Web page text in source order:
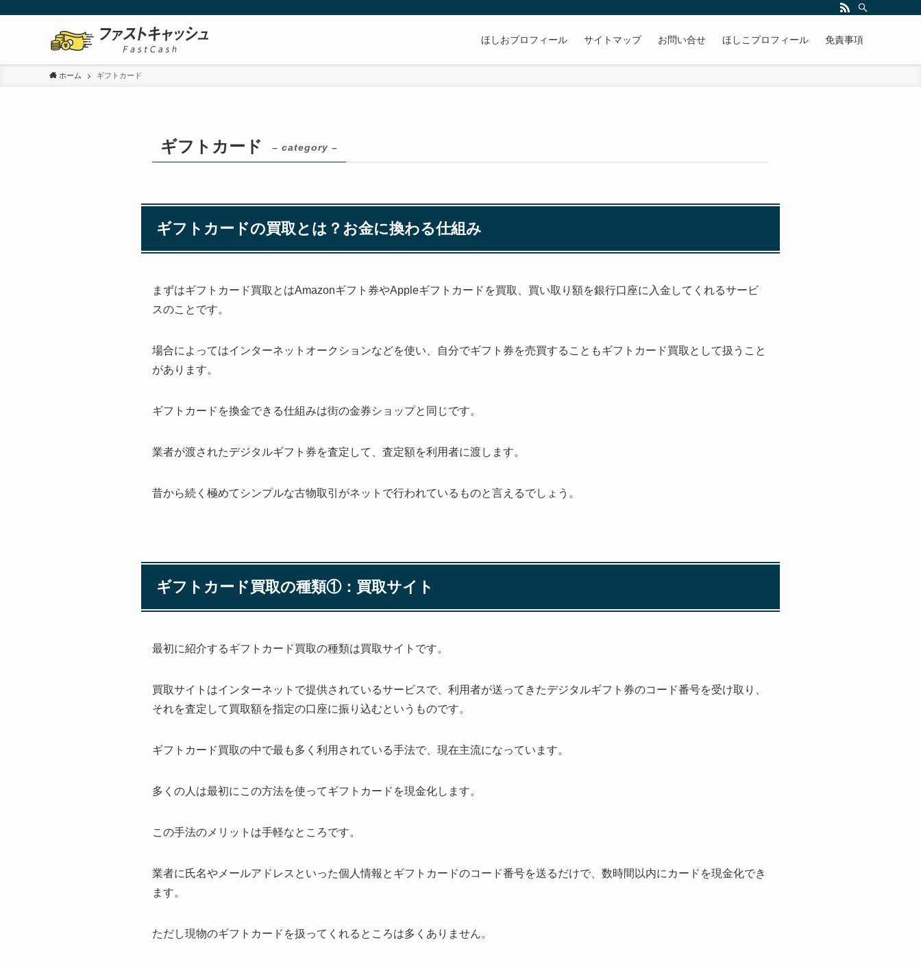
ほしおプロフィール サイトマップ お問い合せ ほしこプロフィール 免責事項
ホーム ギフトカード
ギフトカード – category –
ギフトカードの買取とは？お金に換わる仕組み
まずはギフトカード買取とはAmazonギフト券やAppleギフトカードを買取、買い取り額を銀行口座に入金してくれるサービ
スのことです。
場合によってはインターネットオークションなどを使い、自分でギフト券を売買することもギフトカード買取として扱うこと
があります。
ギフトカードを換金できる仕組みは街の金券ショップと同じです。
業者が渡されたデジタルギフト券を査定して、査定額を利用者に渡します。
昔から続く極めてシンプルな古物取引がネットで行われているものと言えるでしょう。
ギフトカード買取の種類①：買取サイト
最初に紹介するギフトカード買取の種類は買取サイトです。
買取サイトはインターネットで提供されているサービスで、利用者が送ってきたデジタルギフト券のコード番号を受け取り、
それを査定して買取額を指定の口座に振り込むというものです。
ギフトカード買取の中で最も多く利用されている手法で、現在主流になっています。
多くの人は最初にこの方法を使ってギフトカードを現金化します。
この手法のメリットは手軽なところです。
業者に氏名やメールアドレスといった個人情報とギフトカードのコード番号を送るだけで、数時間以内にカードを現金化でき
ます。
ただし現物のギフトカードを扱ってくれるところは多くありません。